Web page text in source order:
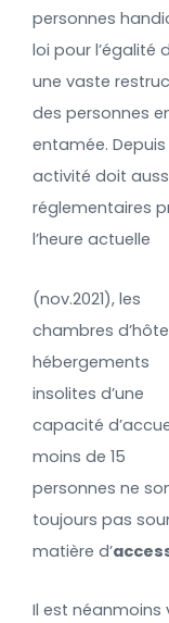
personnes
loi pour l’égalité
une vaste
des personnes
entamée. Depuis
activité doit
réglementaires
l’heure actuelle
(nov.2021), les
chambres
hébergements
insolites d’une
capacité
moins de 15
personnes ne
toujours pas
matière d’
Il est néanmoins